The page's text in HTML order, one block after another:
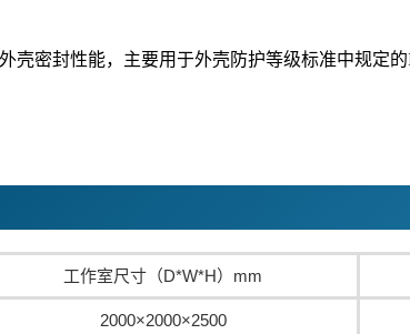
壳密封性能，主要用于外壳防护等级标准中规定的
工作室尺寸（D*W*H）mm
2000×2000×2500